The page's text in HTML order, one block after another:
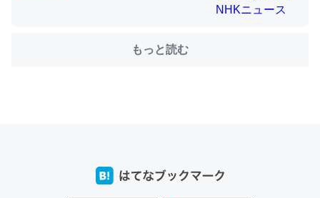
コミュニケーションが劇的に変化した｜tayorini by LIFULL介護
もっと読む